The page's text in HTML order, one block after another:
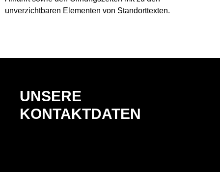
unverzichtbaren Elementen von Standorttexten.
UNSERE
KONTAKTDATEN